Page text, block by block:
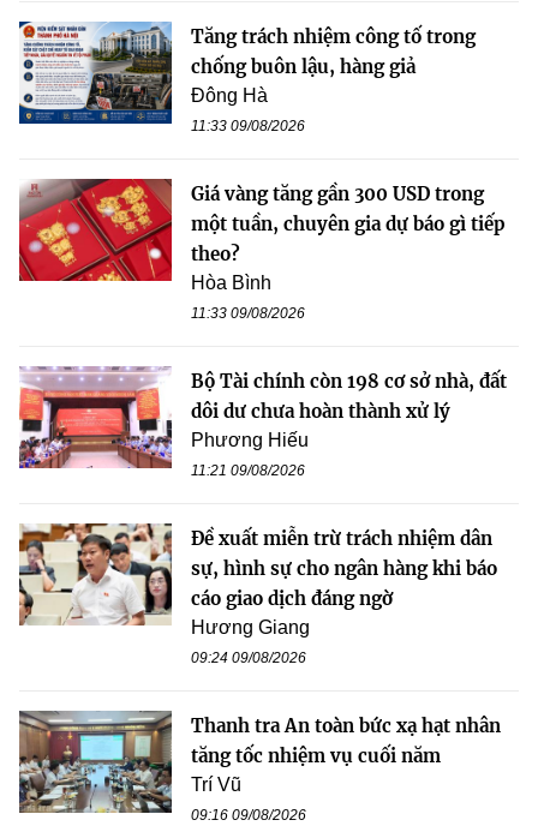
Tăng trách nhiệm công tố trong
chống buôn lậu, hàng giả
Đông Hà
11:33 09/08/2026
Giá vàng tăng gần 300 USD trong
một tuần, chuyên gia dự báo gì tiếp
theo?
Hòa Bình
11:33 09/08/2026
Bộ Tài chính còn 198 cơ sở nhà, đất
dôi dư chưa hoàn thành xử lý
Phương Hiếu
11:21 09/08/2026
Đề xuất miễn trừ trách nhiệm dân
sự, hình sự cho ngân hàng khi báo
cáo giao dịch đáng ngờ
Hương Giang
09:24 09/08/2026
Thanh tra An toàn bức xạ hạt nhân
tăng tốc nhiệm vụ cuối năm
Trí Vũ
09:16 09/08/2026